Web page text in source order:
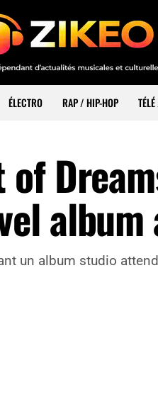
ÉLECTRO RAP / HIP-HOP
un album studio